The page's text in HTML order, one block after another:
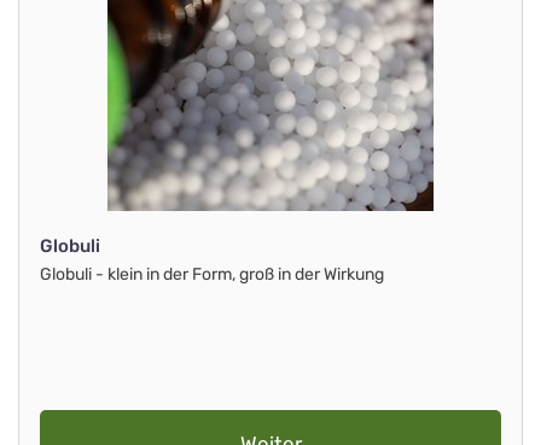
Globuli
Globuli - klein in der Form, groß in der Wirkung